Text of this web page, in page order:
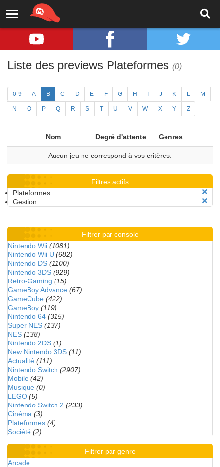
Liste des previews Plateformes (0)
0-9 A B C D E F G H J K L M
N O P Q R S T U V W X Y Z
Nom Degré d'attente Genres
Aucun jeu ne correspond à vos critères.
Filtres actifs
Plateformes
Gestion
Filtrer par console
Nintendo Wii (1081)
Nintendo Wii U (682)
Nintendo DS (1100)
Nintendo 3DS (929)
Retro-Gaming (15)
GameBoy Advance (67)
GameCube (422)
GameBoy (119)
Nintendo 64 (315)
Super NES (137)
NES (138)
Nintendo 2DS (1)
New Nintendo 3DS (11)
Actualité (111)
Nintendo Switch (2907)
Mobile (42)
Musique (0)
LEGO (5)
Nintendo Switch 2 (233)
Cinéma (3)
Plateformes (4)
Société (2)
Filtrer par genre
Arcade